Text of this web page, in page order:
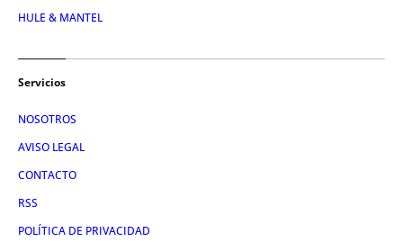
HULE & MANTEL
Servicios
NOSOTROS
AVISO LEGAL
CONTACTO
RSS
POLÍTICA DE PRIVACIDAD